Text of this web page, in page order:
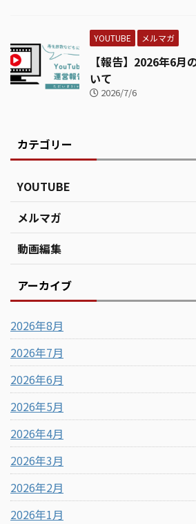
YOUTUBE メルマガ
【報告】2026年6
いて
2026/7/6
カテゴリー
YOUTUBE
メルマガ
動画編集
アーカイブ
2026年8月
2026年7月
2026年6月
2026年5月
2026年4月
2026年3月
2026年2月
2026年1月